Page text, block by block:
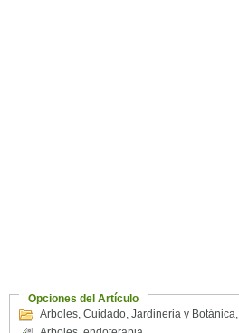
Opciones del Artículo
Arboles, Cuidado, Jardineria y Botánica,